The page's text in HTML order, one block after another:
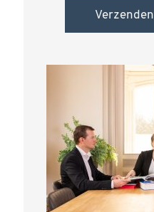
Verzenden